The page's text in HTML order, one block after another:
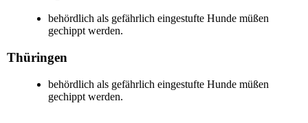
behördlich als gefährlich eingestufte Hunde müßen
gechippt werden.
Thüringen
behördlich als gefährlich eingestufte Hunde müßen
gechippt werden.